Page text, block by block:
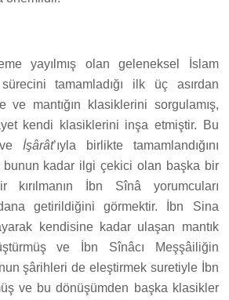
yayılmış olan geleneksel İslam
tamamladığı ilk üç asırdan
ve mantığın klasiklerini sorgulamış,
kendi klasiklerini inşa etmiştir. Bu
İşârât’ıyla birlikte tamamlandığını
bunun kadar ilgi çekici olan başka bir
kırılmanın İbn Sînâ yorumcuları
getirildiğini görmektir. İbn Sina
kendisine kadar ulaşan mantık
ve İbn Sînâcı Meşşâiliğin
şârihleri de eleştirmek suretiyle İbn
ve bu dönüşümden başka klasikler